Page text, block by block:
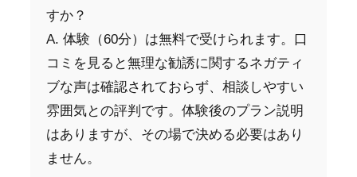
すか？
A. 体験（60分）は無料で受けられます。口
コミを見ると無理な勧誘に関するネガティ
ブな声は確認されておらず、相談しやすい
雰囲気との評判です。体験後のプラン説明
はありますが、その場で決める必要はあり
ません。